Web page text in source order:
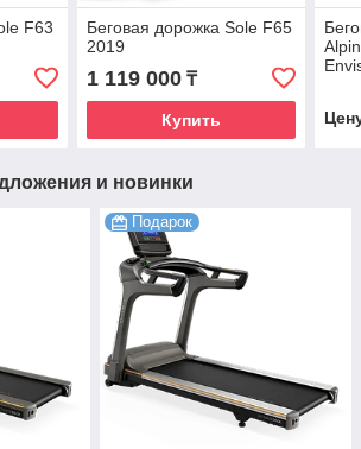
F63
Беговая дорожка Sole F65
2019
1 119 000₸
Купить
и новинки
Подарок